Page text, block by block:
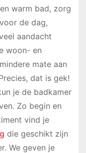
warm bad, zorg
de dag,
aandacht
woon- en
mate aan
dat is gek!
je de badkamer
Zo begin en
vind je
die geschikt zijn
We geven je